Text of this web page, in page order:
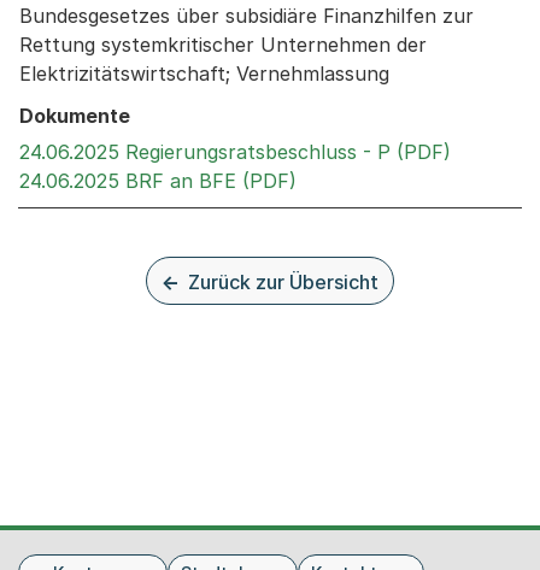
Bundesgesetzes über subsidiäre Finanzhilfen zur
Rettung systemkritischer Unternehmen der
Elektrizitätswirtschaft; Vernehmlassung
Dokumente
24.06.2025 Regierungsratsbeschluss - P (PDF)
24.06.2025 BRF an BFE (PDF)
Zurück zur Übersicht